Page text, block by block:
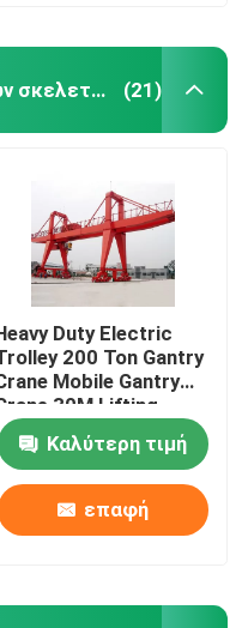
Διπλός γερανός ατσάλινων σκελετών δοκών (21)
Duty Electric
200 Ton Gantry
Mobile Gantry
30M Lifting
Καλύτερη τιμή
επαφή